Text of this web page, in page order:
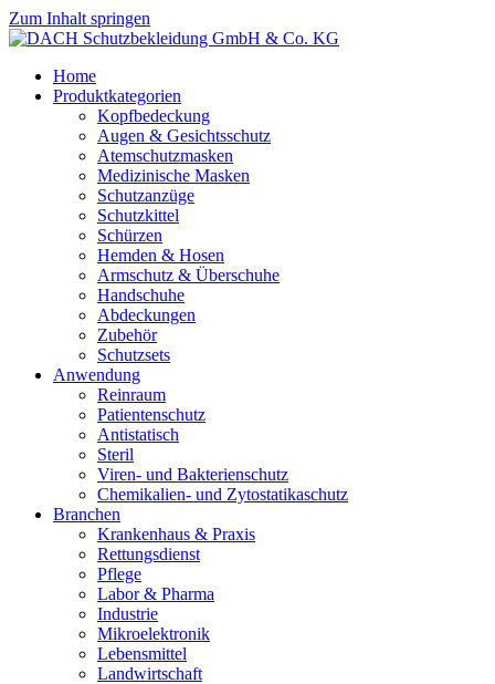
Zum Inhalt springen
Home
Produktkategorien
Kopfbedeckung
Augen & Gesichtsschutz
Atemschutzmasken
Medizinische Masken
Schutzanzüge
Schutzkittel
Schürzen
Hemden & Hosen
Armschutz & Überschuhe
Handschuhe
Abdeckungen
Zubehör
Schutzsets
Anwendung
Reinraum
Patientenschutz
Antistatisch
Steril
Viren- und Bakterienschutz
Chemikalien- und Zytostatikaschutz
Branchen
Krankenhaus & Praxis
Rettungsdienst
Pflege
Labor & Pharma
Industrie
Mikroelektronik
Lebensmittel
Landwirtschaft